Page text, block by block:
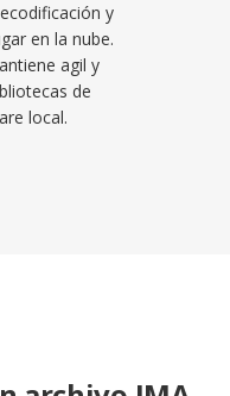
y
en la nube.
agil y
de
local.